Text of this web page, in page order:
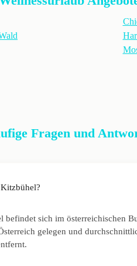
Fragen und
befindet sich im österreichischen
gelegen und